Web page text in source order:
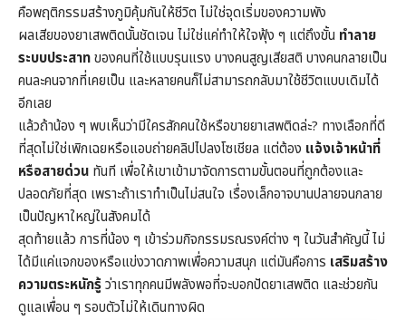
คือพฤติกรรมสร้างภูมิคุ้มกันให้ชีวิต ไม่ใช่จุดเริ่มของความพัง
ผลเสียของยาเสพติดนั้นชัดเจน ไม่ใช่แค่ทำให้ใจฟุ้ง ๆ แต่ถึงขั้น ทำลาย
ระบบประสาทของคนที่ใช้แบบรุนแรง บางคนสูญเสียสติ บางคนกลายเป็น
คนละคนจากที่เคยเป็น และหลายคนก็ไม่สามารถกลับมาใช้ชีวิตแบบเดิมได้
อีกเลย
แล้วถ้าน้อง ๆ พบเห็นว่ามีใครสักคนใช้หรือขายยาเสพติดล่ะ? ทางเลือกที่ดี
ที่สุดไม่ใช่เพิกเฉยหรือแอบถ่ายคลิปไปลงโซเชียล แต่ต้อง แจ้งเจ้าหน้าที่
หรือสายด่วน ทันที เพื่อให้เขาเข้ามาจัดการตามขั้นตอนที่ถูกต้องและ
ปลอดภัยที่สุด เพราะถ้าเราทำเป็นไม่สนใจ เรื่องเล็กอาจบานปลายจนกลาย
เป็นปัญหาใหญ่ในสังคมได้
สุดท้ายแล้ว การที่น้อง ๆ เข้าร่วมกิจกรรมรณรงค์ต่าง ๆ ในวันสำคัญนี้ ไม่
ได้มีแค่แจกของหรือแข่งวาดภาพเพื่อความสนุก แต่มันคือการ เสริมสร้าง
ความตระหนักรู้ว่าเราทุกคนมีพลังพอที่จะบอกปัดยาเสพติด และช่วยกัน
ดูแลเพื่อน ๆ รอบตัวไม่ให้เดินทางผิด